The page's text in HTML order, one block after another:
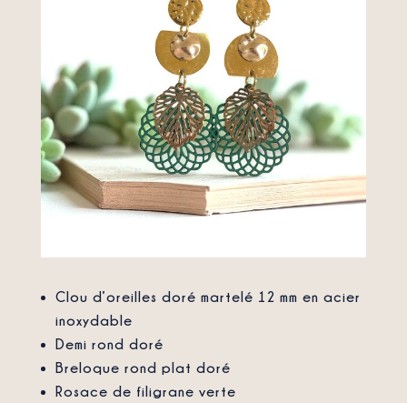
Clou d’oreilles doré martelé 12 mm en acier
inoxydable
Demi rond doré
Breloque rond plat doré
Rosace de filigrane verte